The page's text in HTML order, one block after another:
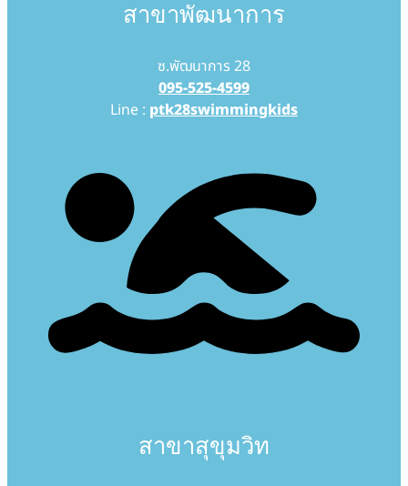
สาขาพัฒนาการ
ซ.พัฒนาการ 28
095-525-4599
Line : ptk28swimmingkids
สาขาสุขุมวิท